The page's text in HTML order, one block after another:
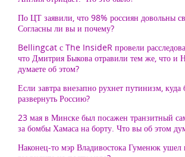
По ЦТ заявили, что 98% россиян довольны
Согласны ли вы и почему?
Bellingcat с The InsideR провели
что Дмитрия Быкова отравили тем же, что и
думаете об этом?
Если завтра внезапно рухнет путинизм, куда
развернуть Россию?
23 мая в Минске был посажен транзитный
за бомбы Хамаса на борту. Что вы об этом
Наконец-то мэр Владивостока Гуменюк ушел